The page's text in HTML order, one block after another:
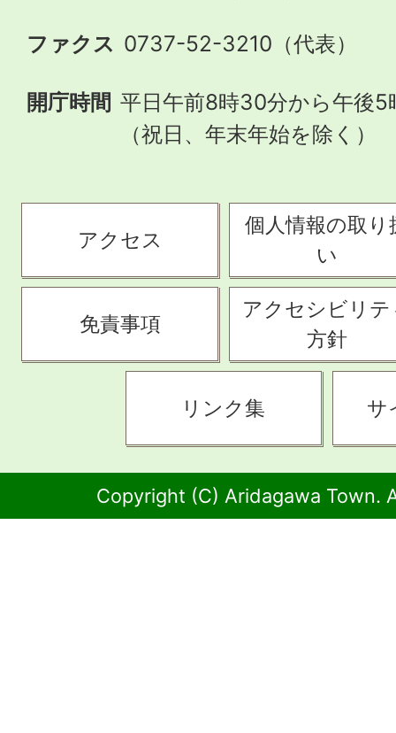
ファクス 0737-52-3210（代表）
開庁時間 平日午前8時30分から午後5
（祝日、年末年始を除く）
アクセス
個人情報の取り
い
免責事項
アクセシビリテ
方針
リンク集 サ
Copyright (C) Aridagawa Town.